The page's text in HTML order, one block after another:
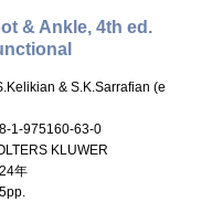
& Ankle, 4th ed.
& S.K.Sarrafian (e
1-975160-63-0
KLUWER
年